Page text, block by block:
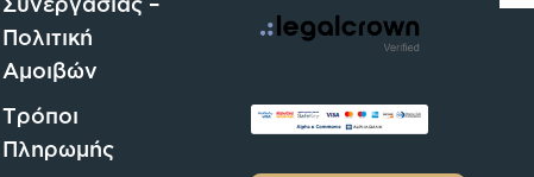
Πολιτική
Αμοιβών
Τρόποι
Πληρωμής